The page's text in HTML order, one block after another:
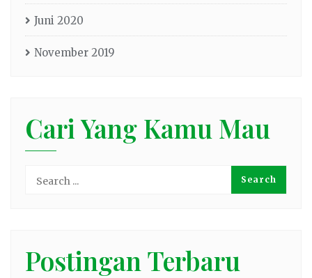
Juni 2020
November 2019
Cari Yang Kamu Mau
Postingan Terbaru